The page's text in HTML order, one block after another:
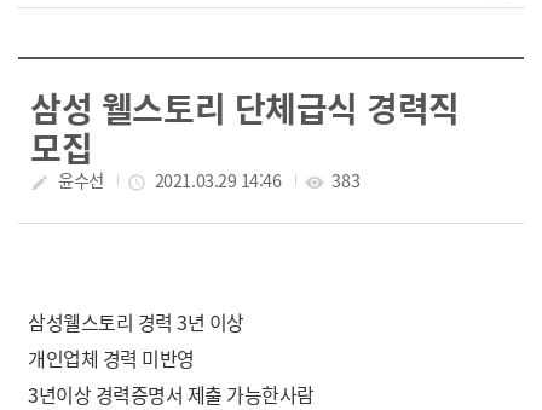
삼성 웰스토리 단체급식 경력직
모집
작성자
create 윤수선 작성일
access_time 2021.03.29 14:46 조회수
visibility 383
삼성웰스토리 경력 3년 이상
개인업체 경력 미반영
3년이상 경력증명서 제출 가능한사람